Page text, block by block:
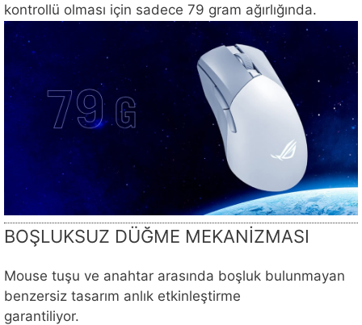
kontrollü olması için sadece 79 gram ağırlığında.
BOŞLUKSUZ DÜĞME MEKANİZMASI
Mouse tuşu ve anahtar arasında boşluk bulunmayan
benzersiz tasarım anlık etkinleştirme
garantiliyor.